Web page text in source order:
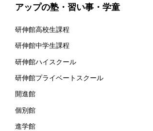
アップの塾・習い事・学童
研伸館高校生課程
研伸館中学生課程
研伸館ハイスクール
研伸館プライベートスクール
開進館
個別館
進学館